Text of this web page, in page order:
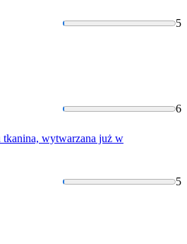
5
6
wytwarzana już w
5